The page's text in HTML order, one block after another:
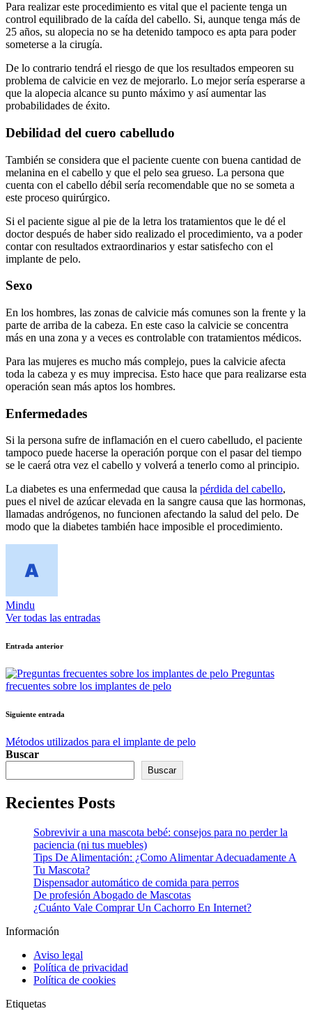
Para realizar este procedimiento es vital que el paciente tenga un
control equilibrado de la caída del cabello. Si, aunque tenga más de
25 años, su alopecia no se ha detenido tampoco es apta para poder
someterse a la cirugía.
De lo contrario tendrá el riesgo de que los resultados empeoren su
problema de calvicie en vez de mejorarlo. Lo mejor sería esperarse a
que la alopecia alcance su punto máximo y así aumentar las
probabilidades de éxito.
Debilidad del cuero cabelludo
También se considera que el paciente cuente con buena cantidad de
melanina en el cabello y que el pelo sea grueso. La persona que
cuenta con el cabello débil sería recomendable que no se someta a
este proceso quirúrgico.
Si el paciente sigue al pie de la letra los tratamientos que le dé el
doctor después de haber sido realizado el procedimiento, va a poder
contar con resultados extraordinarios y estar satisfecho con el
implante de pelo.
Sexo
En los hombres, las zonas de calvicie más comunes son la frente y la
parte de arriba de la cabeza. En este caso la calvicie se concentra
más en una zona y a veces es controlable con tratamientos médicos.
Para las mujeres es mucho más complejo, pues la calvicie afecta
toda la cabeza y es muy imprecisa. Esto hace que para realizarse esta
operación sean más aptos los hombres.
Enfermedades
Si la persona sufre de inflamación en el cuero cabelludo, el paciente
tampoco puede hacerse la operación porque con el pasar del tiempo
se le caerá otra vez el cabello y volverá a tenerlo como al principio.
La diabetes es una enfermedad que causa la pérdida del cabello,
pues el nivel de azúcar elevada en la sangre causa que las hormonas,
llamadas andrógenos, no funcionen afectando la salud del pelo. De
modo que la diabetes también hace imposible el procedimiento.
Mindu
Ver todas las entradas
Navegación
de
entradas
Entrada anterior
Preguntas
frecuentes sobre los implantes de pelo
Siguiente entrada
Métodos utilizados para el implante de pelo
Buscar
Buscar
Recientes Posts
Sobrevivir a una mascota bebé: consejos para no perder la
paciencia (ni tus muebles)
Tips De Alimentación: ¿Como Alimentar Adecuadamente A
Tu Mascota?
Dispensador automático de comida para perros
De profesión Abogado de Mascotas
¿Cuánto Vale Comprar Un Cachorro En Internet?
Información
Aviso legal
Política de privacidad
Política de cookies
Etiquetas